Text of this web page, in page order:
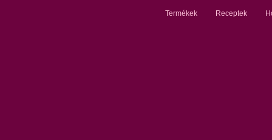
Termékek Receptek